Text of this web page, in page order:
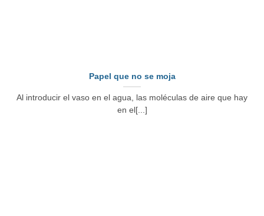
Papel que no se moja
Al introducir el vaso en el agua, las moléculas de aire que hay
en el[...]